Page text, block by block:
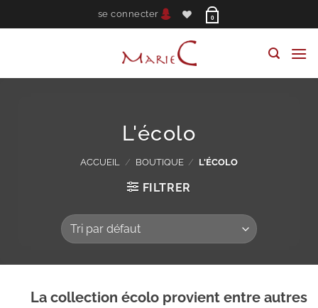
au
se connecter 0
L'écolo
ACCUEIL / BOUTIQUE / L'ÉCOLO
FILTRER
La collection écolo provient entre autres